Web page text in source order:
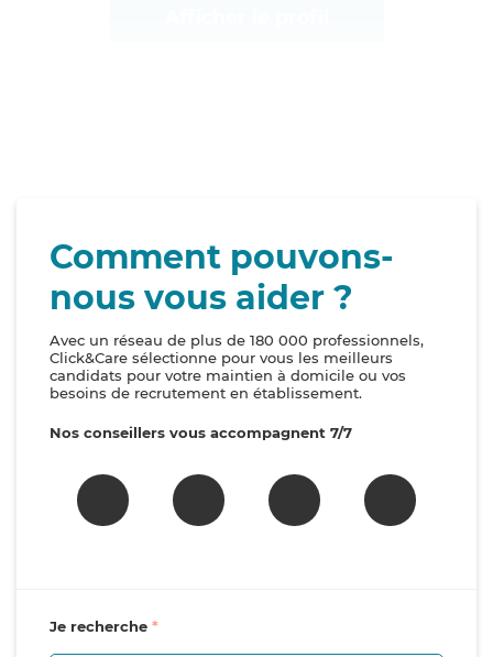
Comment pouvons-
nous vous aider ?
Avec un réseau de plus de 180 000 professionnels,
Click&Care sélectionne pour vous les meilleurs
candidats pour votre maintien à domicile ou vos
besoins de recrutement en établissement.
Nos conseillers vous accompagnent 7/7
Je recherche